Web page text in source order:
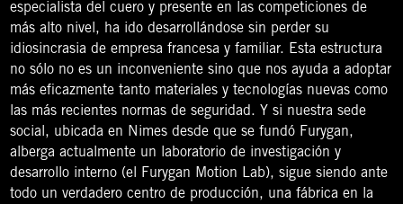
especialista del cuero y presente en las competiciones de
más alto nivel, ha ido desarrollándose sin perder su
idiosincrasia de empresa francesa y familiar. Esta estructura
no sólo no es un inconveniente sino que nos ayuda a adoptar
más eficazmente tanto materiales y tecnologías nuevas como
las más recientes normas de seguridad. Y si nuestra sede
social, ubicada en Nimes desde que se fundó Furygan,
alberga actualmente un laboratorio de investigación y
desarrollo interno (el Furygan Motion Lab), sigue siendo ante
todo un verdadero centro de producción, una fábrica en la